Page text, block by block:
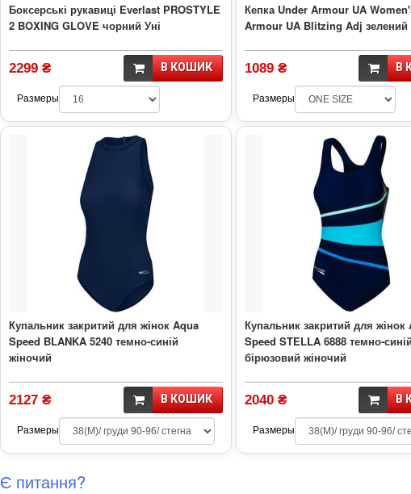
Боксерські рукавиці Everlast PROSTYLE
2 BOXING GLOVE чорний Уні
2299 ₴ В КОШИК
Размеры
Кепка Under Armour UA
Armour UA Blitzing Adj зелений
1089 ₴ В
Размеры
Купальник закритий для жінок Aqua
Speed BLANKA 5240 темно-синій
жіночий
2127 ₴ В КОШИК
Размеры
Купальник закритий для жінок
Speed STELLA 6888 темно-
бірюзовий жіночий
2040 ₴ В
Размеры
Є питання?